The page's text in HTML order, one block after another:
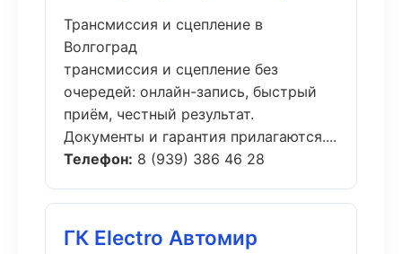
Трансмиссия и сцепление в
Волгоград
трансмиссия и сцепление без
очередей: онлайн-запись, быстрый
приём, честный результат.
Документы и гарантия прилагаются....
Телефон: 8 (939) 386 46 28
ГК Electro Автомир